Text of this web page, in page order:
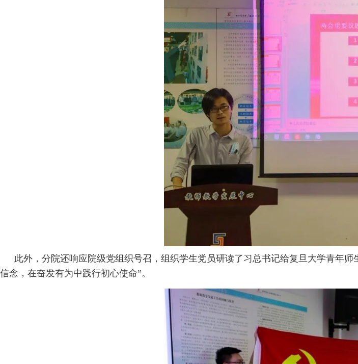
此外，分院还响应院级党组织号召，组织学生党员研读了习总书记给复旦大学青年
信念，在奋发有为中践行初心使命”。